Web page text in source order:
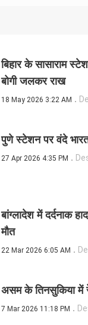
बिहार के सासाराम
बोगी जलकर राख
18 May 2026 3:22 AM
पुणे स्टेशन पर वंदे भारत
27 Apr 2026 4:35 PM
बांग्लादेश में दर्दनाक
मौत
22 Mar 2026 6:05 AM
असम के तिनसुकिया में
7 Mar 2026 11:18 PM